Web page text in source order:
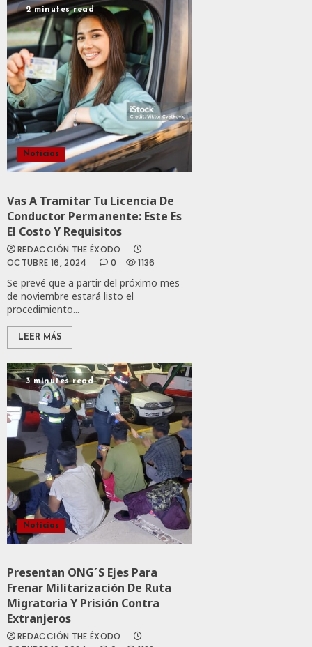
2 minutes read
Noticias
Vas A Tramitar Tu Licencia De
Conductor Permanente: Este Es
El Costo Y Requisitos
REDACCIÓN THE ÉXODO
OCTUBRE 16, 2024
0 1136
Se prevé que a partir del próximo mes
de noviembre estará listo el
procedimiento...
LEER MÁS
3 minutes read
Noticias
Presentan ONG´s Ejes Para
Frenar Militarización De Ruta
Migratoria Y Prisión Contra
Extranjeros
REDACCIÓN THE ÉXODO